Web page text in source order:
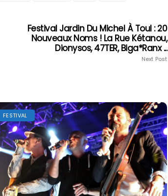
Festival Jardin Du Michel À Toul : 20
Nouveaux Noms ! La Rue Kétanou,
Dionysos, 47TER, Biga*Ranx ...
Next Post
FESTIVAL